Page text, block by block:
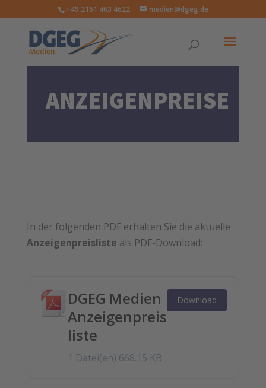
+49 2161 463 4622 medien@dgeg.de
ANZEIGENPREISE
In der folgenden PDF erhalten Sie die aktuelle
Anzeigenpreisliste als PDF-Download:
DGEG Medien
Anzeigenpreis
liste
1 Datei(en) 668.15 KB
Download